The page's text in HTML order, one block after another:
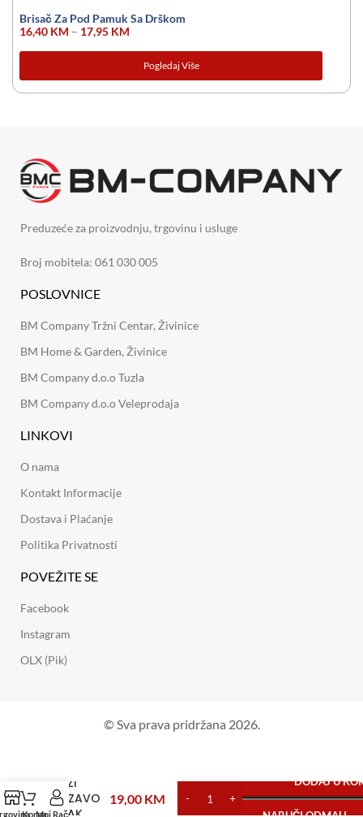
Brisač Za Pod Pamuk Sa Drškom
16,40 KM – 17,95 KM
Pogledaj Više
Preduzeće za proizvodnju, trgovinu i usluge
Broj mobitela: 061 030 005
POSLOVNICE
BM Company Tržni Centar, Živinice
BM Home & Garden, Živinice
BM Company d.o.o Tuzla
BM Company d.o.o Veleprodaja
LINKOVI
O nama
Kontakt Informacije
Dostava i Plaćanje
Politika Privatnosti
POVEŽITE SE
Facebook
Instagram
OLX (Pik)
© Sva prava pridržana 2026.
KorpaMoj Račun
PAZI
KLIZAVO
ZNAK
19,00 KM
DODAJ U